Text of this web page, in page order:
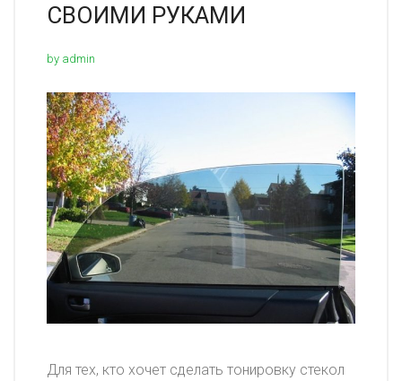
СВОИМИ РУКАМИ
by admin
Для тех, кто хочет сделать тонировку стекол